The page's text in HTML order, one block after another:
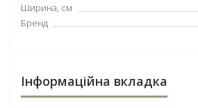
Ширина, см
Бренд
Інформаційна вкладка